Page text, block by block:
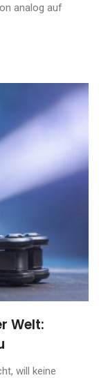
analog auf
Welt:
will keine